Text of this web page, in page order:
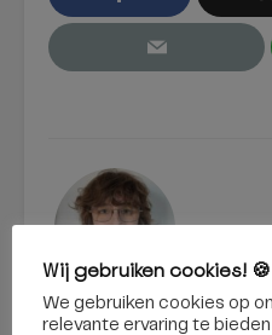
Manoek Lambregts
Wij gebruiken cookies! 🍪
We gebruiken cookies op
relevante ervaring te